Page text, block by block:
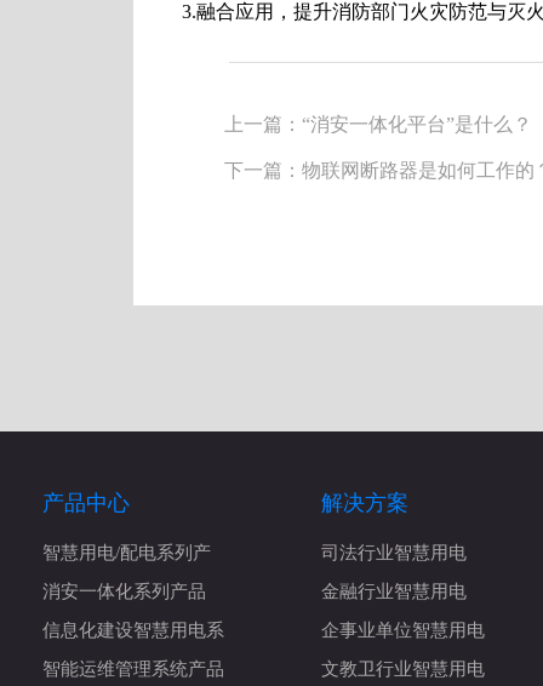
3.融合应用，提升消防部门火灾防范与灭
上一篇：“消安一体化平台”是什么？
下一篇：物联网断路器是如何工作的
产品中心
智慧用电/配电系列产
消安一体化系列产品
信息化建设智慧用电系
智能运维管理系统产品
解决方案
司法行业智慧用电
金融行业智慧用电
企事业单位智慧用电
文教卫行业智慧用电